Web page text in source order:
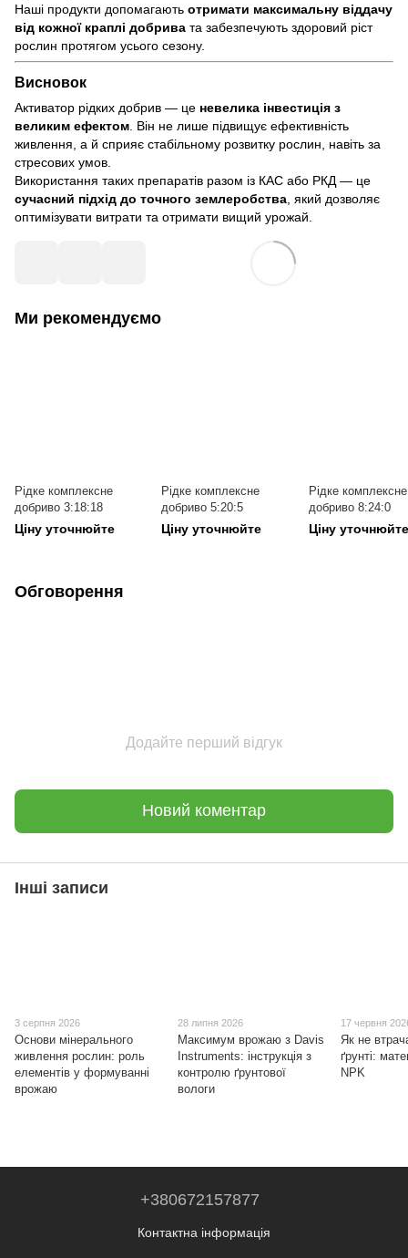
Наші продукти допомагають отримати максимальну віддачу
від кожної краплі добрива та забезпечують здоровий ріст
рослин протягом усього сезону.
Висновок
Активатор рідких добрив — це невелика інвестиція з
великим ефектом. Він не лише підвищує ефективність
живлення, а й сприяє стабільному розвитку рослин, навіть за
стресових умов.
Використання таких препаратів разом із КАС або РКД — це
сучасний підхід до точного землеробства, який дозволяє
оптимізувати витрати та отримати вищий урожай.
Ми рекомендуємо
Рідке комплексне
добриво 3:18:18
Ціну уточнюйте
Рідке комплексне
добриво 5:20:5
Ціну уточнюйте
Рідке комплексне
добриво 8:24:0
Ціну уточнюйте
Обговорення
Додайте перший відгук
Новий коментар
Інші записи
3 серпня 2026
Основи мінерального
живлення рослин: роль
елементів у формуванні
врожаю
28 липня 2026
Максимум врожаю з Davis
Instruments: інструкція з
контролю ґрунтової
вологи
17 червня
Як не
ґрунті:
NPK
+380672157877
Контактна інформація